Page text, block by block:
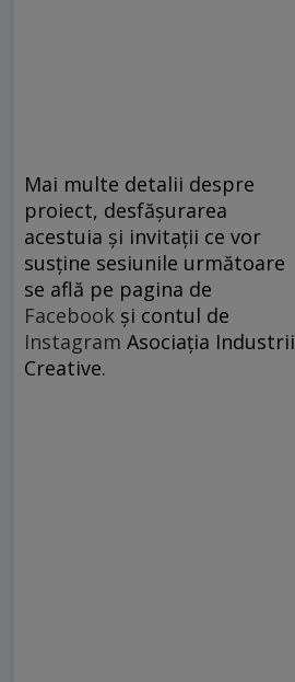
Mai multe detalii despre
proiect, desfășurarea
acestuia și invitații ce vor
susține sesiunile următoare
se află pe pagina de
Facebook și contul de
Instagram Asociația Industrii
Creative.